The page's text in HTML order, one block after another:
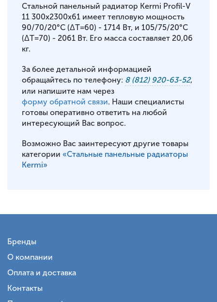
Стальной панельный радиатор Kermi Profil-V
11 300x2300x61 имеет тепловую мощность
90/70/20°С (ΔT=60) - 1714 Вт, и 105/75/20°С
(ΔT=70) - 2061 Вт. Его масса составляет 20,06
кг.
За более детальной информацией
обращайтесь по телефону: 8 (812) 920-63-52,
или напишите нам через
форму обратной связи. Наши специалисты
готовы оперативно ответить на любой
интересующий Вас вопрос.
Возможно Вас заинтересуют другие товары
категории «Стальные панельные радиаторы
Kermi»
Бренды
О компании
Оплата и доставка
Контакты